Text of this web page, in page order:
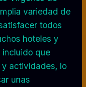
variedad de
todos
hoteles y
que
y actividades, lo
unas